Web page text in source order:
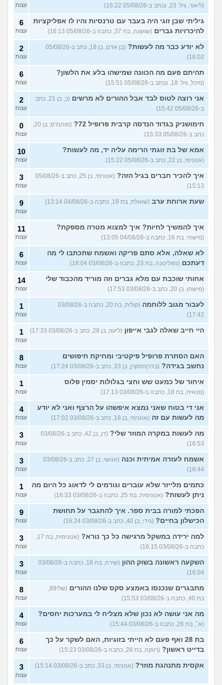
בנות,אתן הייתן "מסדרות" את
אח שלכם במצב כזה?
(לוחם שקרוב ל'חרור, בן 21)
מסאג׳יסט מעורער
(מסאג׳יסט מעורער, בן 26)
4
עצות
אנחנו מקיימים יחסים עם
בגדים וזה לא מפריע לבעלי,
מה לעשות?
5
עצות
מחזור לאחר כמה שעות, זה
בטוח?
(שלומי, בן 21)
9
עצות
נשוי מפנטז על ליידיבויס
(מאטיטיהו, בן 37)
3
עצות
למישהו יש עצה איך לדכא את
החשק המיני?
עוד שאלות חדשות במדור
(ליאור, גיל: 23, נכתב ב-05/08/26 16:22) עצות
גיליתי שבן זוגי היה בעבר עם טרנסיות והיו לו אפליקציות
להיכרויות גברים (שושנה, בת 37, כתבה ב-05/08/26 16:13)
6
עצות
לא יודע כבר מה לעשות?
(בן אדם, בן 18, כתב ב-05/08/26
16:02)
2
עצות
תהיתם פעם מה הכוונה שמישהו בלע את הלשון?
(מיכל, גיל: 18, נכתב ב-05/08/26 15:51)
6
עצות
אני רוצה לטוס לבד אבל ההורים לא מרשים
(כ, בן 21, כתב
ב-05/08/26 15:42)
2
עצות
חימושניק בגדוד הנדסה קרבית פרופיל 72?
כתב ב-05/08/26 15:33)
0
עצות
אמא של בת זוגתי הרימה עליה יד, מה לעשות?
(אנונימי, בן 22, כתב ב-05/08/26 15:22)
10
עצות
איך להכיר חברים בגיל הזה?
(אנונימי, בן 25, כתב ב-05/08/26
15:13)
3
עצות
שעת ארוחת ערב (שואלת, בת 19, כתבה ב-04/08/26 13:14) 9
עצות
איך להמשיך לחיות? איך למצוא מטרה מספקת?
(מישהי, בת 16, כתבה ב-04/08/26 13:05)
11
עצות
לא שאלה, אלא סתם פריקה ואשמח שתכתבו לי מה
דעתכם (נפוליטנה, בת 23, כתבה ב-03/08/26 18:04)
6
עצות
אחותי שוכבת עם מלא גברים וזה מוריד מהכבוד שלי
(מישהו, בן 20, כתב ב-03/08/26 17:53)
14
עצות
לעבור מגוב ללוחמה
(קולית, בת 20, כתבה ב-03/08/26
17:42)
1
עצות
היי חייב שאלה לגבי אייפון (ליעוז, בן 28, כתב ב-03/08/26 17:33) 1
עצות
האם הסתרת פרופיל פיקטיבי ומחיקת חיפושים
נחשב בגידה? (בדרןהסקרן, בן 33, כתב ב-03/08/26 17:24)
8
עצות
איחור של כמעט שש וחצי בגלולות יסמין פלוס
(סנאית, בת 18, כתבה ב-03/08/26 17:13)
1
עצות
אני די בטוח שאני נמצא איפשהו על הרצף ואני לא יודע
מה לעשות עם זה (אנונימי, בן 18, כתב ב-03/08/26 17:02)
4
עצות
מה לעשות במקרה המוזר שלי?
(דן, בן 42, כתב ב-03/08/26
16:53)
3
עצות
אשמח לעזרה אמיתית וכנה
(אנושי, בן 27, כתב ב-03/08/26
16:44)
3
עצות
כתמים מלייזר שלא עוברים וגורמים לי לדאוג כל היום מה
ניתן לעשות? (אנונימית, בת 25, כתבה ב-03/08/26 16:33)
1
עצות
הפכתי למורה בבית ספר. איך להתגבר על תחושת
הכישלון בחיים? (גידי, בן 40, כתב ב-03/08/26 16:24)
9
עצות
למה ירידה במשקל מרגישה כל כך נורא?
כתבה ב-03/08/26 16:15)
3
עצות
השקעה ראשונה בשוק ההון
(שירה, בת 18, כתבה ב-03/08/26
16:04)
3
עצות
מתבגרים שנכנסו באמצע סקס שלנו ההורים
בת 40, כתבה ב-03/08/26 15:53)
8
עצות
מה אני עושה לא נכון שלא מצליח לי במערכות יחסים?
(א׳, בת 26, כתבה ב-03/08/26 15:44)
4
עצות
בת 28 ואף פעם לא הייתי בזוגיות, האם לשקר על כך
בדייט ראשון? (רווקה, בת 28, כתבה ב-03/08/26 15:23)
6
עצות
אקסית מתנהגת מוזר? (אנונימי, בן 33, כתב ב-03/08/26 15:14) 3
עצות